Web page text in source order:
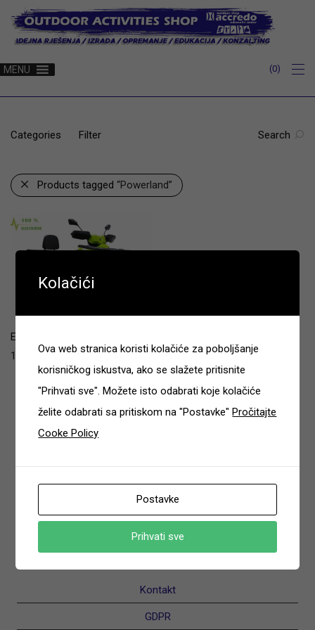
MENU 0
Categories Filter Search
Products tagged “Powerland”
E-ATV Tachyon T3b
16796.00€
Kontakt
GDPR
Kolačići
Ova web stranica koristi kolačiće za poboljšanje
korisničkog iskustva, ako se slažete pritisnite
"Prihvati sve". Možete isto odabrati koje kolačiće
želite odabrati sa pritiskom na "Postavke"Pročitajte
Cooke Policy
Postavke
Prihvati sve